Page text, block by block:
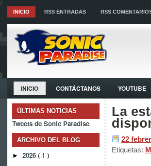
INICIO RSS ENTRADAS RSS
INICIO CONTÁCTANOS YOUTUBE
ÚLTIMAS NOTICIAS
Tweets de Sonic Paradise
ARCHIVO DEL BLOG
► 2026 ( 1 )
La
22
Etiquetas: